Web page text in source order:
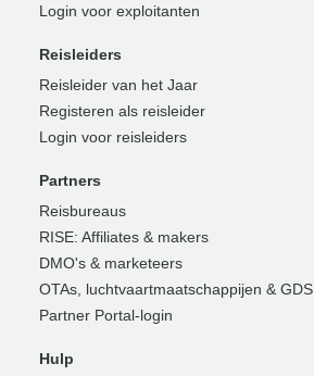
Login voor exploitanten
Reisleiders
Reisleider van het Jaar
Registeren als reisleider
Login voor reisleiders
Partners
Reisbureaus
RISE: Affiliates & makers
DMO's & marketeers
OTAs, luchtvaartmaatschappijen & GDS
Partner Portal-login
Hulp